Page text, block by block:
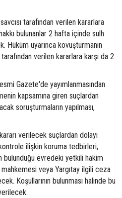
tarafından verilen kararlara
bulunanlar 2 hafta içinde sulh
Hüküm uyarınca kovuşturmanın
verilen kararlara karşı da 2
Gazete'de yayımlanmasından
kapsamına giren suçlardan
soruşturmaların yapılması,
verilecek suçlardan dolayı
ilişkin koruma tedbirleri,
bulunduğu evredeki yetkili hakim
veya Yargıtay ilgili ceza
Koşullarının bulunması halinde bu